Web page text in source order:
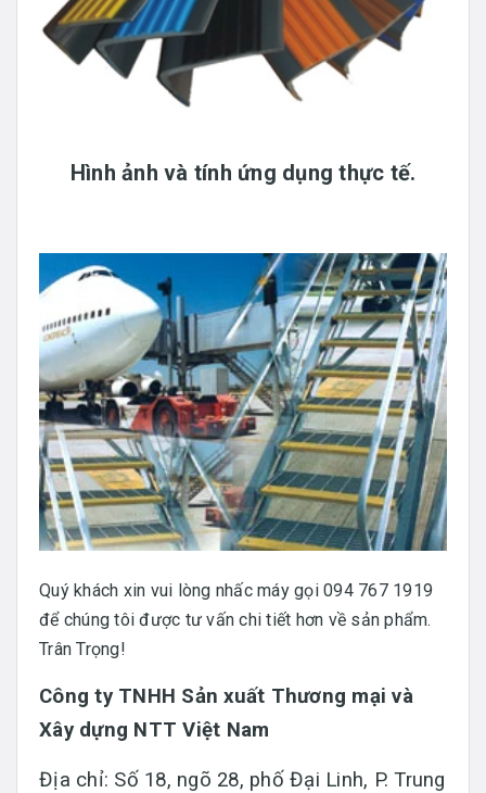
Hình ảnh và tính ứng dụng thực tế.
Quý khách xin vui lòng nhấc máy gọi 094 767 1919
để chúng tôi được tư vấn chi tiết hơn về sản phẩm.
Trân Trọng!
Công ty TNHH Sản xuất Thương mại và
Xây dựng NTT Việt Nam
Địa chỉ: Số 18, ngõ 28, phố Đại Linh, P. Trung